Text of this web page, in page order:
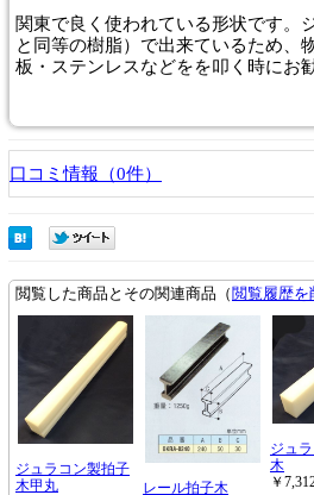
関東で良く使われている形状です。
と同等の樹脂）で出来ているため、
板・ステンレスなどをを叩く時にお勧
口コミ情報（0件）